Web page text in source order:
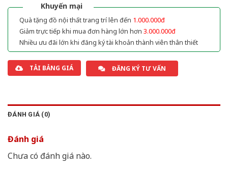
Khuyến mại
Quà tặng đồ nội thất trang trí lên đến 1.000.000đ
Giảm trực tiếp khi mua đơn hàng lớn hơn 3.000.000đ
Nhiều ưu đãi lớn khi đăng ký tài khoản thành viên thân thiết
TẢI BẢNG GIÁ ĐĂNG KÝ TƯ VẤN
ĐÁNH GIÁ (0)
Đánh giá
Chưa có đánh giá nào.